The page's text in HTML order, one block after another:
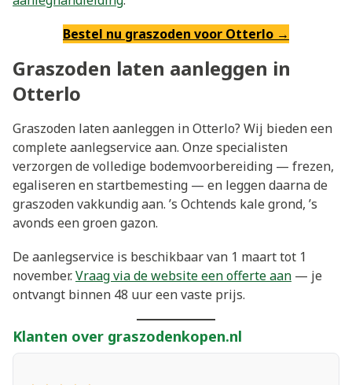
Bestel nu graszoden voor Otterlo →
Graszoden laten aanleggen in
Otterlo
Graszoden laten aanleggen in Otterlo? Wij bieden een
complete aanlegservice aan. Onze specialisten
verzorgen de volledige bodemvoorbereiding — frezen,
egaliseren en startbemesting — en leggen daarna de
graszoden vakkundig aan. ’s Ochtends kale grond, ’s
avonds een groen gazon.
De aanlegservice is beschikbaar van 1 maart tot 1
november.Vraag via de website een offerte aan — je
ontvangt binnen 48 uur een vaste prijs.
Klanten over graszodenkopen.nl